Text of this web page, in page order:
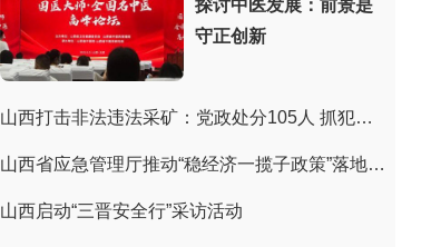
探讨中医发展：前景是
守正创新
山西打击非法违法采矿：党政处分105人 抓犯罪嫌疑人243人
山西省应急管理厅推动“稳经济一揽子政策”落地见效
山西启动“三晋安全行”采访活动